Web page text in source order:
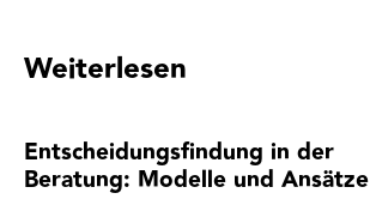
Weiterlesen
Entscheidungsfindung in der
Beratung: Modelle und Ansätze